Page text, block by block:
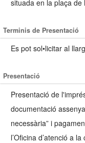
situada en la plaça
Terminis de Presentació
Es pot sol•licitar al
Presentació
Presentació de
documentació
necessària” i
l’Oficina d’atenció a